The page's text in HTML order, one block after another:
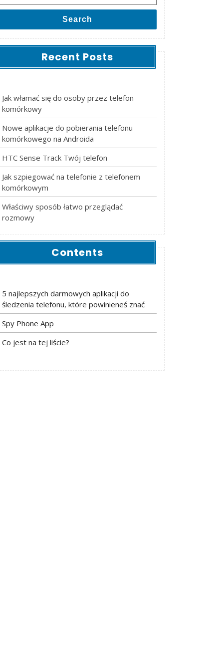
Search
Recent Posts
Jak włamać się do osoby przez telefon
komórkowy
Nowe aplikacje do pobierania telefonu
komórkowego na Androida
HTC Sense Track Twój telefon
Jak szpiegować na telefonie z telefonem
komórkowym
Właściwy sposób łatwo przeglądać
rozmowy
Contents
5 najlepszych darmowych aplikacji do
śledzenia telefonu, które powinieneś znać
Spy Phone App
Co jest na tej liście?